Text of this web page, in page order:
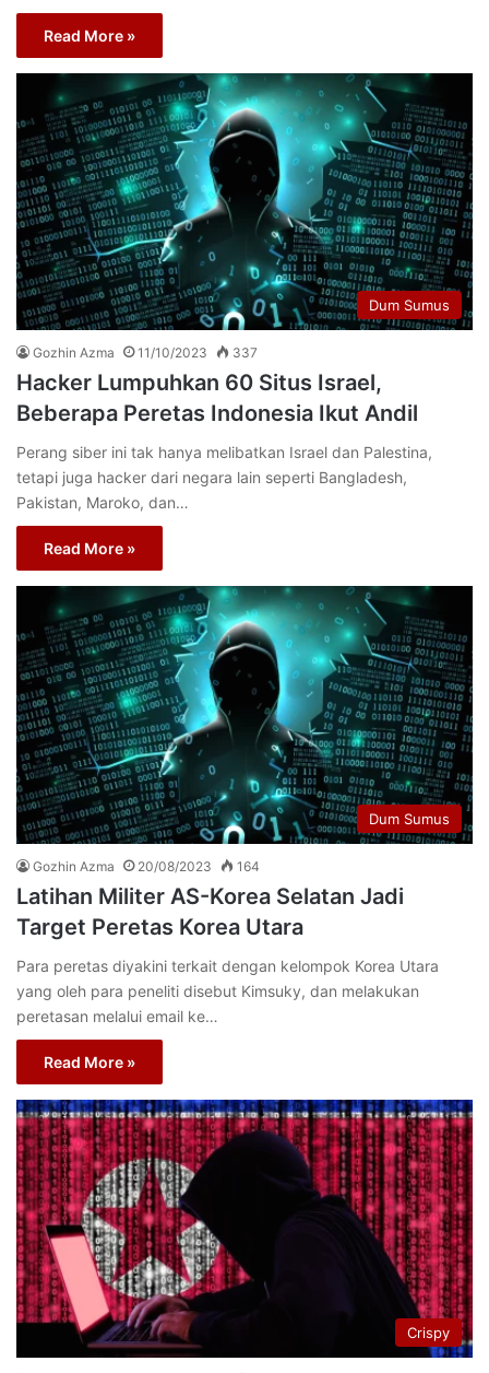
Read More »
Dum Sumus
Gozhin Azma 11/10/2023 337
Hacker Lumpuhkan 60 Situs Israel,
Beberapa Peretas Indonesia Ikut Andil
Perang siber ini tak hanya melibatkan Israel dan Palestina,
tetapi juga hacker dari negara lain seperti Bangladesh,
Pakistan, Maroko, dan…
Read More »
Dum Sumus
Gozhin Azma 20/08/2023 164
Latihan Militer AS-Korea Selatan Jadi
Target Peretas Korea Utara
Para peretas diyakini terkait dengan kelompok Korea Utara
yang oleh para peneliti disebut Kimsuky, dan melakukan
peretasan melalui email ke…
Read More »
Crispy